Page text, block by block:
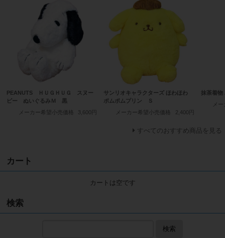
PEANUTS ＨＵＧＨＵＧ スヌー
ピー ぬいぐるみＭ 黒
メーカー希望小売価格
3,600円
サンリオキャラクターズ ほわほわ
ポムポムプリン Ｓ
メーカー希望小売価格
2,400円
抹茶着物
メ
すべてのおすすめ商品を見る
カート
カートは空です
検索
検索